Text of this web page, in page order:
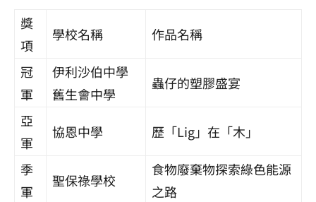
獎
項
學校名稱 作品名稱
冠
軍
伊利沙伯中學
舊生會中學
蟲仔的塑膠盛宴
亞
軍
協恩中學 歷「Lig」在「木」
季
軍
聖保祿學校
食物廢棄物探索綠色能源
之路